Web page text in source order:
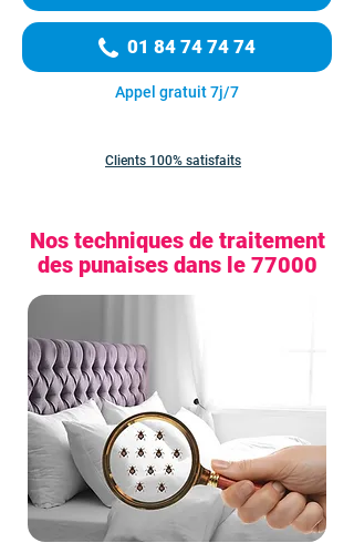
01 84 74 74 74
Appel gratuit 7j/7
Clients 100% satisfaits
Nos techniques de traitement
des punaises dans le 77000